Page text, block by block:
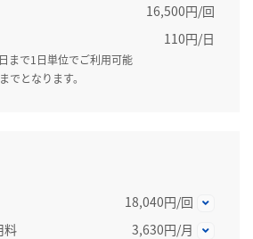
16,500円/回
110円/日
まで1日単位でご利用可能
となります。
18,040円/回
料
3,630円/月